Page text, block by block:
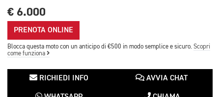
€ 6.000
PRENOTA ONLINE
Blocca questa moto con un anticipo di €500 in modo semplice e sicuro. Scopri
come funziona
RICHIEDI INFO AVVIA CHAT